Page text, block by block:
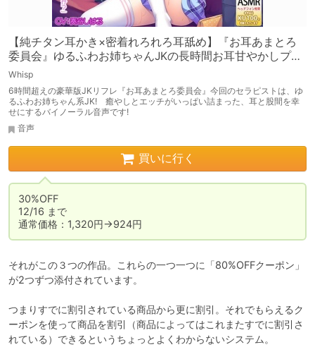
【純チタン耳かき×密着れろれろ耳舐め】『お耳あまとろ
委員会』ゆるふわお姉ちゃんJKの長時間お耳甘やかしプレ
イ♪【6時間17分】
Whisp
6時間超えの豪華版JKリフレ『お耳あまとろ委員会』今回のセラピストは、ゆ
るふわお姉ちゃん系JK! 癒やしとエッチがいっぱい詰まった、耳と股間を幸
せにするバイノーラル音声です!
音声
買いに行く
30%OFF
12/16 まで
通常価格：1,320円→924円
それがこの３つの作品。これらの一つ一つに「80%OFFクーポン」
が2つずつ添付されています。
つまりすでに割引されている商品から更に割引。それでもらえるク
ーポンを使って商品を割引（商品によってはこれまたすでに割引さ
れている）できるというちょっとよくわからないシステム。